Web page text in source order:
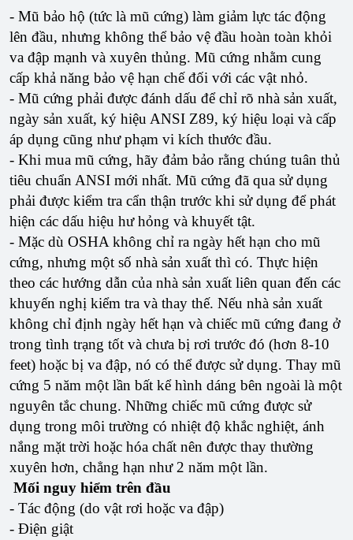
- Mũ bảo hộ (tức là mũ cứng) làm giảm lực tác động
lên đầu, nhưng không thể bảo vệ đầu hoàn toàn khỏi
va đập mạnh và xuyên thủng. Mũ cứng nhằm cung
cấp khả năng bảo vệ hạn chế đối với các vật nhỏ.
- Mũ cứng phải được đánh dấu để chỉ rõ nhà sản xuất,
ngày sản xuất, ký hiệu ANSI Z89, ký hiệu loại và cấp
áp dụng cũng như phạm vi kích thước đầu.
- Khi mua mũ cứng, hãy đảm bảo rằng chúng tuân thủ
tiêu chuẩn ANSI mới nhất. Mũ cứng đã qua sử dụng
phải được kiểm tra cẩn thận trước khi sử dụng để phát
hiện các dấu hiệu hư hỏng và khuyết tật.
- Mặc dù OSHA không chỉ ra ngày hết hạn cho mũ
cứng, nhưng một số nhà sản xuất thì có. Thực hiện
theo các hướng dẫn của nhà sản xuất liên quan đến các
khuyến nghị kiểm tra và thay thế. Nếu nhà sản xuất
không chỉ định ngày hết hạn và chiếc mũ cứng đang ở
trong tình trạng tốt và chưa bị rơi trước đó (hơn 8-10
feet) hoặc bị va đập, nó có thể được sử dụng. Thay mũ
cứng 5 năm một lần bất kể hình dáng bên ngoài là một
nguyên tắc chung. Những chiếc mũ cứng được sử
dụng trong môi trường có nhiệt độ khắc nghiệt, ánh
nắng mặt trời hoặc hóa chất nên được thay thường
xuyên hơn, chẳng hạn như 2 năm một lần.
Mối nguy hiểm trên đầu
- Tác động (do vật rơi hoặc va đập)
- Điện giật